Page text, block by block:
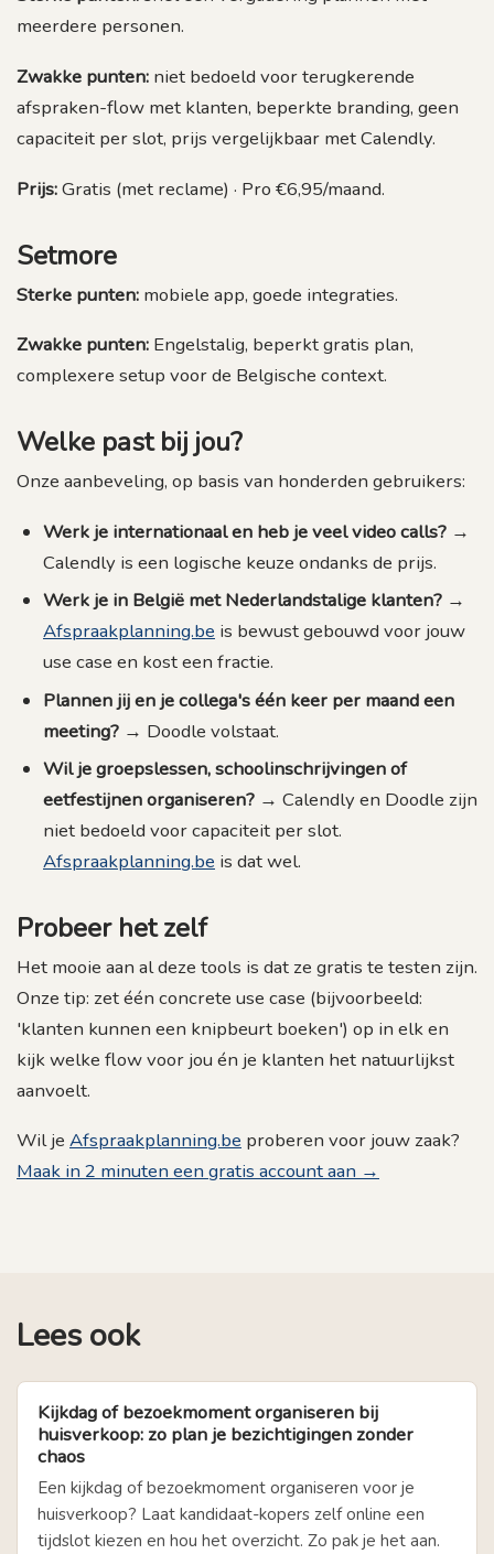
meerdere personen.
Zwakke punten: niet bedoeld voor terugkerende
afspraken-flow met klanten, beperkte branding, geen
capaciteit per slot, prijs vergelijkbaar met Calendly.
Prijs:Gratis (met reclame) · Pro €6,95/maand.
Setmore
Sterke punten: mobiele app, goede integraties.
Zwakke punten: Engelstalig, beperkt gratis plan,
complexere setup voor de Belgische context.
Welke past bij jou?
Onze aanbeveling, op basis van honderden gebruikers:
Werk je internationaal en heb je veel video calls? →
Calendly is een logische keuze ondanks de prijs.
Werk je in België met Nederlandstalige klanten? →
Afspraakplanning.be is bewust gebouwd voor jouw
use case en kost een fractie.
Plannen jij en je collega's één keer per maand een
meeting? → Doodle volstaat.
Wil je groepslessen, schoolinschrijvingen of
eetfestijnen organiseren? → Calendly en Doodle zijn
niet bedoeld voor capaciteit per slot.
Afspraakplanning.be is dat wel.
Probeer het zelf
Het mooie aan al deze tools is dat ze gratis te testen zijn.
Onze tip: zet één concrete use case (bijvoorbeeld:
'klanten kunnen een knipbeurt boeken') op in elk en
kijk welke flow voor jou én je klanten het natuurlijkst
aanvoelt.
Wil je Afspraakplanning.be proberen voor jouw zaak?
Maak in 2 minuten een gratis account aan →
Lees ook
Kijkdag of bezoekmoment organiseren bij
huisverkoop: zo plan je bezichtigingen zonder
chaos
Een kijkdag of bezoekmoment organiseren voor je
huisverkoop? Laat kandidaat-kopers zelf online een
tijdslot kiezen en hou het overzicht. Zo pak je het aan.